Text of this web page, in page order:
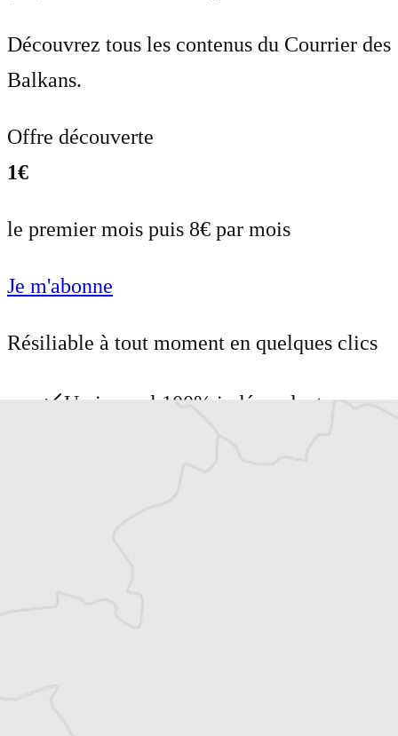
Découvrez tous les contenus du Courrier des
Balkans.
Offre découverte
1€
le premier mois puis 8€ par mois
Je m'abonne
Résiliable à tout moment en quelques clics
Un journal 100% indépendant